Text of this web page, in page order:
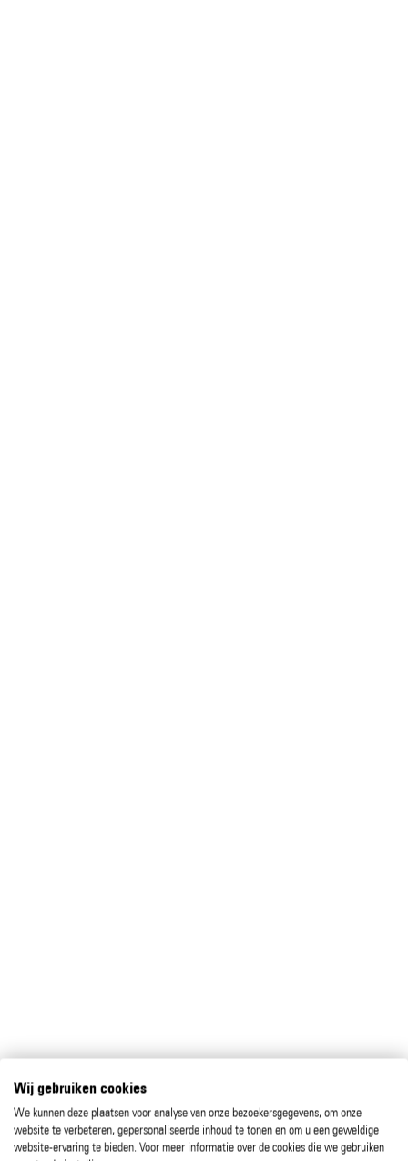
Wij gebruiken cookies
We kunnen deze plaatsen voor analyse van onze bezoekersgegevens, om onze
website te verbeteren, gepersonaliseerde inhoud te tonen en om u een geweldige
website-ervaring te bieden. Voor meer informatie over de cookies die we gebruiken